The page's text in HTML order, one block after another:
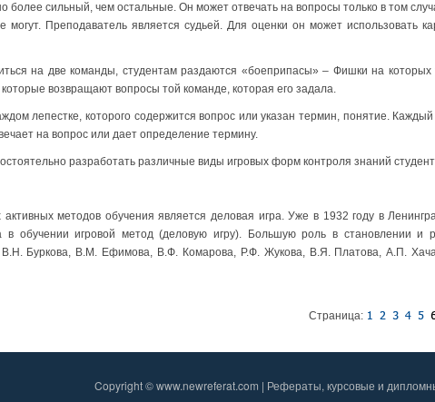
более сильный, чем остальные. Он может отвечать на вопросы только в том
могут. Преподаватель является судьей. Для оценки он может использовать
на две команды, студентам раздаются «боеприпасы» – Фишки на которых
возвращают вопросы той команде, которая его задала.
лепестке, которого содержится вопрос или указан термин, понятие. Каждый
на вопрос или дает определение термину.
разработать различные виды игровых форм контроля знаний
методов обучения является деловая игра. Уже в 1932 году в
в обучении игровой метод (деловую игру). Большую роль в становлении и
В.Н. Буркова, В.М. Ефимова, В.Ф. Комарова, Р.Ф. Жукова, В.Я. Платова, А.П.
Страница:
Copyright © www.newreferat.com | Рефераты, курсовые и